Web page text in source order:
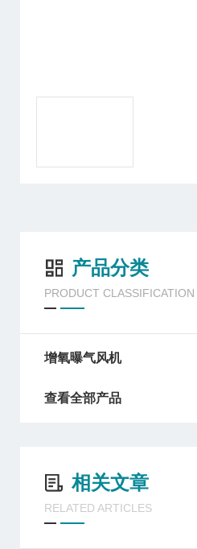
产品分类
PRODUCT CLASSIFICATION
增氧曝气风机
查看全部产品
相关文章
RELATED ARTICLES